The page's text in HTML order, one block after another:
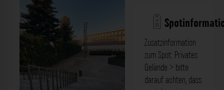
Zusatzinformation
zum Spot: Privates
Gelände > bitte
darauf achten, dass